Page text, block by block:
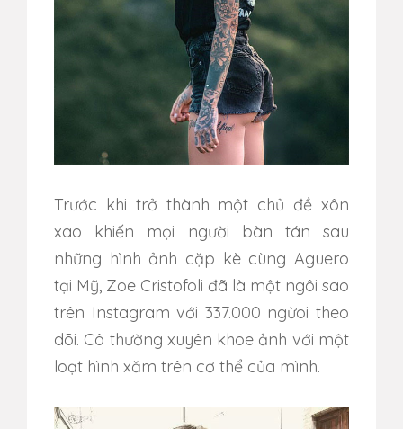
Trước khi trở thành một chủ đề xôn
xao khiến mọi người bàn tán sau
những hình ảnh cặp kè cùng Aguero
tại Mỹ, Zoe Cristofoli đã là một ngôi sao
trên Instagram với 337.000 ngừoi theo
dõi. Cô thường xuyên khoe ảnh với một
loạt hình xăm trên cơ thể của mình.